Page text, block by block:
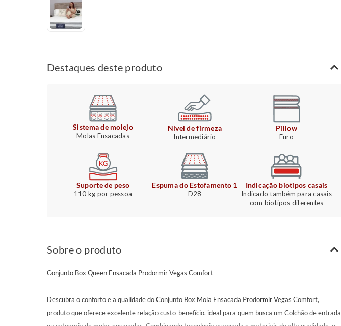
Destaques deste produto
Sistema de molejo
Molas Ensacadas
Nível de firmeza
Intermediário
Pillow
Euro
Suporte de peso
110 kg por pessoa
Espuma do Estofamento 1
D28
Indicação biotipos casais
Indicado também para casais
com biotipos diferentes
Sobre o produto
Conjunto Box Queen Ensacada Prodormir Vegas Comfort
Descubra o conforto e a qualidade do Conjunto Box Mola Ensacada Prodormir Vegas Comfort,
produto que oferece excelente relação custo-benefício, ideal para quem busca um Colchão de entrada